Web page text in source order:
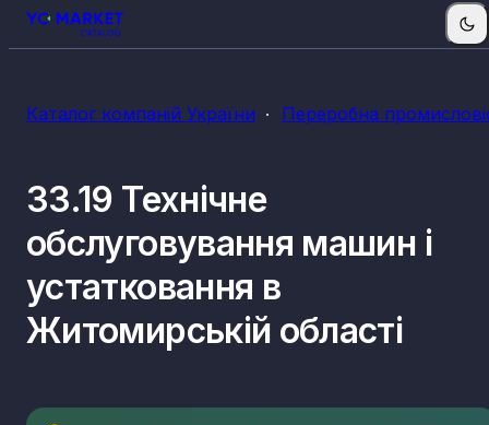
Каталог компаній України Переробна
33.19 Технічне
обслуговування машин і
устатковання в
Житомирській області